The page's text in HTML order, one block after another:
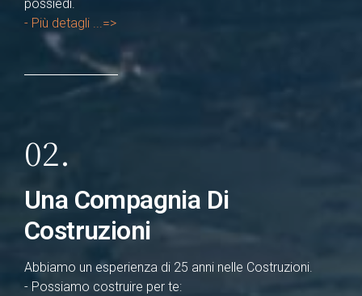
possiedi.
- Più detagli ...=>
02.
Una Compagnia Di
Costruzioni
Abbiamo un esperienza di 25 anni nelle Costruzioni.
- Possiamo costruire per te: